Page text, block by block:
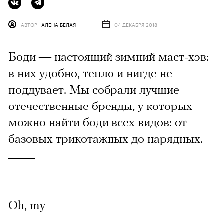
АВТОР АЛЕНА БЕЛАЯ 04 ДЕКАБРЯ 2018
Боди — настоящий зимний маст-хэв:
в них удобно, тепло и нигде не
поддувает. Мы собрали лучшие
отечественные бренды, у которых
можно найти боди всех видов: от
базовых трикотажных до нарядных.
Oh, my